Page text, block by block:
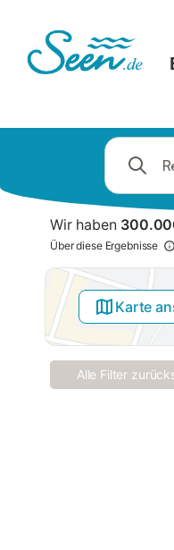
Filter
AngeboteWir haben
Über diese Ergebnisse
Karte
Alle Filter